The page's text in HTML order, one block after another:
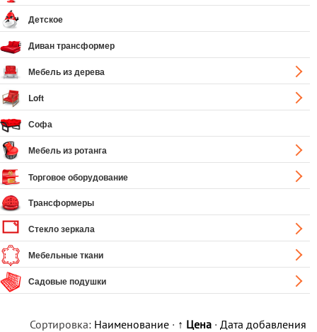
Детское
Диван трансформер
Мебель из дерева
Loft
Софа
Мебель из ротанга
Торговое оборудование
Трансформеры
Стекло зеркала
Мебельные ткани
Садовые подушки
Сортировка: Наименование · ↑ Цена · Дата добавления